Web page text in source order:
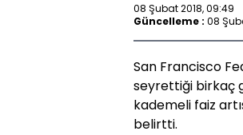
08 Şubat 2018, 09:49
Güncelleme : 08
San Francisco
seyrettiği birkaç
kademeli faiz
belirtti.